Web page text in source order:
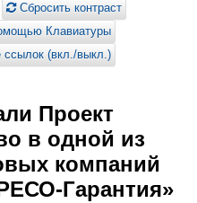
Сбросить контраст
Клавиатуры
(вкл./выкл.)
Проект
в одной из
компаний
Гарантия»